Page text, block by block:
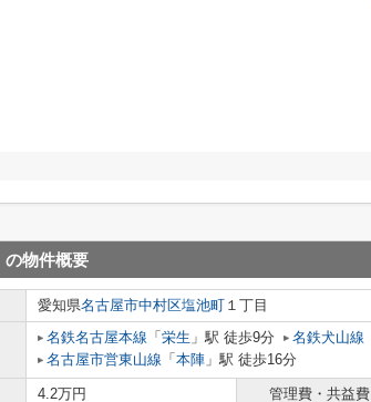
の物件概要
愛知県名古屋市中村区塩池町 １丁目
名鉄名古屋本線 「 栄生 」駅 徒歩9分 名鉄犬山線
名古屋市営東山線 「 本陣 」駅 徒歩16分
4.2万円 管理費・共益費